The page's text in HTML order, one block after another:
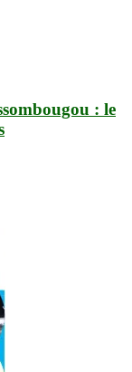
: le